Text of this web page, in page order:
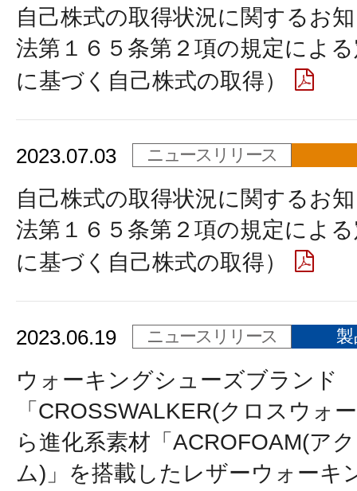
自己株式の取得状況に関するお
法第１６５条第２項の規定によ
に基づく自己株式の取得）
2023.07.03 ニュースリリース
自己株式の取得状況に関するお
法第１６５条第２項の規定によ
に基づく自己株式の取得）
2023.06.19 ニュースリリース
ウォーキングシューズブランド
「CROSSWALKER(クロスウォ
ら進化系素材「ACROFOAM(ア
ム)」を搭載したレザーウォーキ